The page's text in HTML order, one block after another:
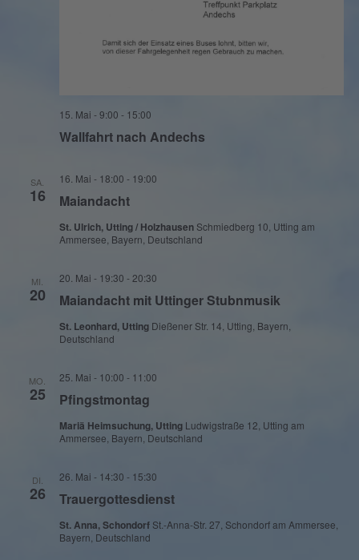
Wallfahrt nach Andechs
15. Mai - 9:00 - 15:00
SA.
16 Maiandacht
16. Mai - 18:00 - 19:00
St. Ulrich, Utting / Holzhausen Schmiedberg 10, Utting am
Ammersee, Bayern, Deutschland
MI.
20 Maiandacht mit Uttinger Stubnmusik
20. Mai - 19:30 - 20:30
St. Leonhard, Utting Dießener Str. 14, Utting, Bayern,
Deutschland
MO.
25 Pfingstmontag
25. Mai - 10:00 - 11:00
Mariä Heimsuchung, Utting Ludwigstraße 12, Utting am
Ammersee, Bayern, Deutschland
DI.
26 Trauergottesdienst
26. Mai - 14:30 - 15:30
St. Anna, Schondorf St.-Anna-Str. 27, Schondorf am Ammersee,
Bayern, Deutschland